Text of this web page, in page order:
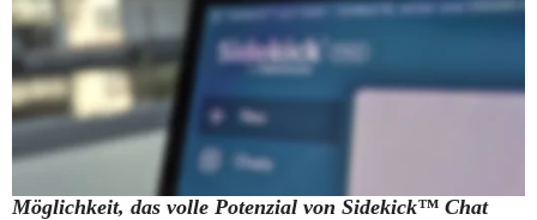
Sidekick™ für professionelle
Anwender
Seit 2023 erfreuen sich Sidekick™ Chat-Nutzer bereits
an der Unified Artificial Intelligence (UAI)-Engine. Mit
der Einführung von Sidekick™ PRO bietet Tobit nun die
Möglichkeit, das volle Potenzial von Sidekick™ Chat